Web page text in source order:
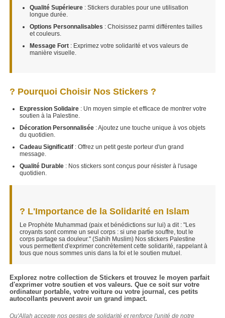
Qualité Supérieure : Stickers durables pour une utilisation
longue durée.
Options Personnalisables : Choisissez parmi différentes tailles
et couleurs.
Message Fort : Exprimez votre solidarité et vos valeurs de
manière visuelle.
? Pourquoi Choisir Nos Stickers ?
Expression Solidaire : Un moyen simple et efficace de montrer votre
soutien à la Palestine.
Décoration Personnalisée : Ajoutez une touche unique à vos objets
du quotidien.
Cadeau Significatif : Offrez un petit geste porteur d'un grand
message.
Qualité Durable : Nos stickers sont conçus pour résister à l'usage
quotidien.
? L'Importance de la Solidarité en Islam
Le Prophète Muhammad (paix et bénédictions sur lui) a dit : "Les
croyants sont comme un seul corps : si une partie souffre, tout le
corps partage sa douleur." (Sahih Muslim) Nos stickers Palestine
vous permettent d'exprimer concrètement cette solidarité, rappelant à
tous que nous sommes unis dans la foi et le soutien mutuel.
Explorez notre collection de Stickers et trouvez le moyen parfait
d'exprimer votre soutien et vos valeurs. Que ce soit sur votre
ordinateur portable, votre voiture ou votre journal, ces petits
autocollants peuvent avoir un grand impact.
Qu'Allah accepte nos gestes de solidarité et renforce l'unité de notre